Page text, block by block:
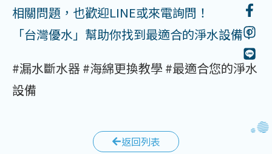
相關問題，也歡迎LINE或來電詢問！
「台灣優水」幫助你找到最適合的淨水設備！
#漏水斷水器 #海綿更換教學 #最適合您的淨水
設備
返回列表